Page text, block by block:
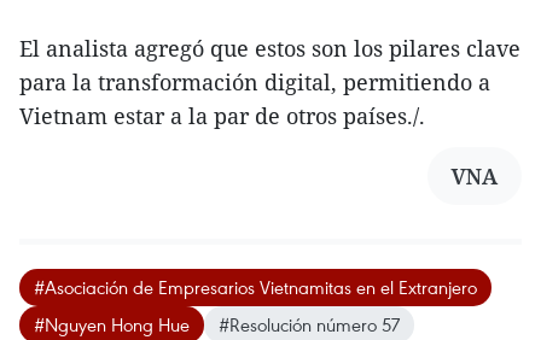
El analista agregó que estos son los pilares clave
para la transformación digital, permitiendo a
Vietnam estar a la par de otros países./.
VNA
#Asociación de Empresarios Vietnamitas en el Extranjero
#Nguyen Hong Hue
#Resolución número 57